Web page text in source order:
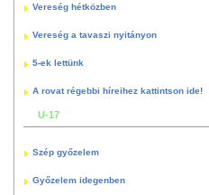
Vereség hétközben
Vereség a tavaszi nyitányon
5-ek lettünk
A rovat régebbi híreihez kattintson ide!
U-17
Szép győzelem
Győzelem idegenben